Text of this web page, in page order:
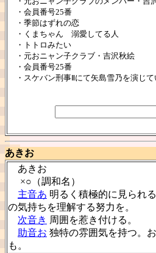
・会員番号25番
・季節はずれの恋
・くまちゃん 溺愛してる人
・トトロみたい
・元おニャン子クラブ・吉沢秋絵
・会員番号25番
・スケバン刑事Ⅱにて矢島雪乃を演じて
あきお
あきお
×○（調和名）
主音あ 明るく積極的に見られ
の気持ちを理解する努力を。
次音き 周囲を惹き付ける。
助音お 独特の雰囲気を持つ。
も。